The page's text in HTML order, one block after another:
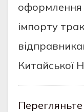
оформлення
імпорту
Китайської